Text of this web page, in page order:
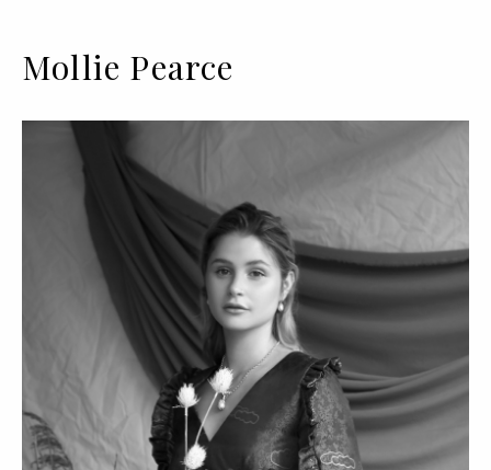
Mollie Pearce